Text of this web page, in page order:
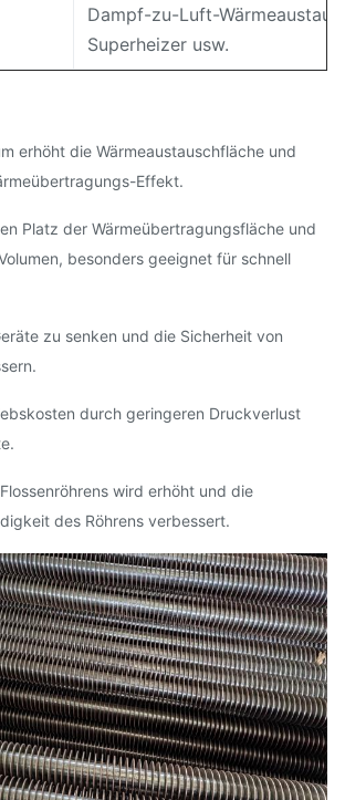
Dampf-zu-Luft-
Superheizer usw.
erhöht die Wärmeaustauschfläche und
Effekt.
Platz der Wärmeübertragungsfläche und
besonders geeignet für schnell
zu senken und die Sicherheit von
durch geringeren Druckverlust
wird erhöht und die
des Röhrens verbessert.